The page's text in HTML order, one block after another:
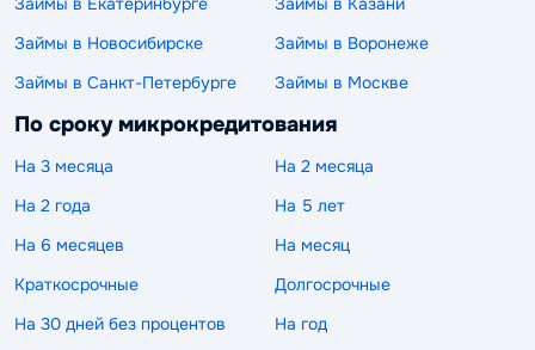
Займы в Новосибирске
Займы в Воронеже
Займы в Санкт-Петербурге
Займы в Москве
По сроку микрокредитования
На 3 месяца
На 2 месяца
На 2 года
На 5 лет
На 6 месяцев
На месяц
Краткосрочные
Долгосрочные
На 30 дней без процентов
На год